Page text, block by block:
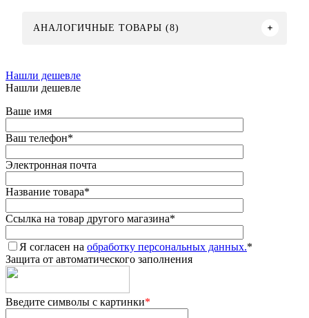
АНАЛОГИЧНЫЕ ТОВАРЫ (8)
Нашли дешевле
Нашли дешевле
Ваше имя
Ваш телефон*
Электронная почта
Название товара*
Ссылка на товар другого магазина*
Я согласен на обработку персональных данных.*
Защита от автоматического заполнения
Введите символы с картинки*